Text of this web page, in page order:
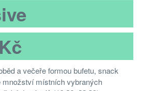
a večeře formou bufetu, snack
množství místních vybraných